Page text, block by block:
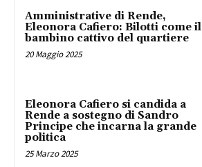
Amministrative di Rende,
Eleonora Cafiero: Bilotti come il
bambino cattivo del quartiere
20 Maggio 2025
Eleonora Cafiero si candida a
Rende a sostegno di Sandro
Principe che incarna la grande
politica
25 Marzo 2025